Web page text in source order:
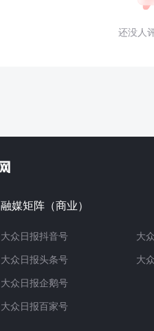
还没人
融媒矩阵（商业）
大众日报抖音号
大众日报头条号
大众日报企鹅号
大众日报百家号
大
大